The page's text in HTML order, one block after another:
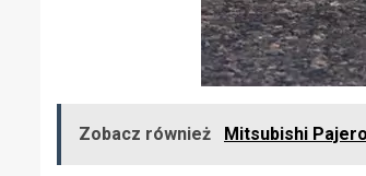
Zobacz również Mitsubishi